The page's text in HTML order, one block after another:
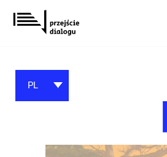
Przejdź
do
PL